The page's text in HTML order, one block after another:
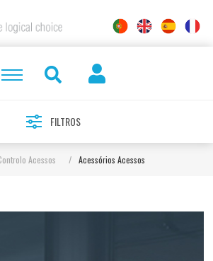
FILTROS
Acessos / Acessórios Acessos